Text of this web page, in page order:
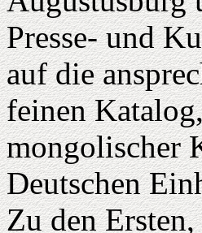
Presse- und
auf die
feinen
mongolischer
Deutschen
Zu den